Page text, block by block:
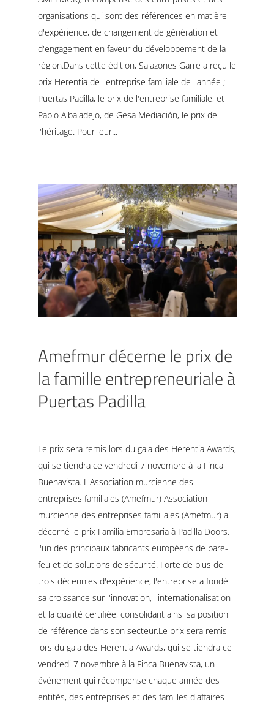
organisations qui sont des références en matière
d'expérience, de changement de génération et
d'engagement en faveur du développement de la
région.Dans cette édition, Salazones Garre a reçu le
prix Herentia de l'entreprise familiale de l'année ;
Puertas Padilla, le prix de l'entreprise familiale, et
Pablo Albaladejo, de Gesa Mediación, le prix de
l'héritage. Pour leur
Amefmur décerne le prix de
la famille entrepreneuriale à
Puertas Padilla
Le prix sera remis lors du gala des Herentia Awards,
qui se tiendra ce vendredi 7 novembre à la Finca
Buenavista. L'Association murcienne des
entreprises familiales (Amefmur) Association
murcienne des entreprises familiales (Amefmur) a
décerné le prix Familia Empresaria à Padilla Doors,
l'un des principaux fabricants européens de pare-
feu et de solutions de sécurité. Forte de plus de
trois décennies d'expérience, l'entreprise a fondé
sa croissance sur l'innovation, l'internationalisation
et la qualité certifiée, consolidant ainsi sa position
de référence dans son secteur.Le prix sera remis
lors du gala des Herentia Awards, qui se tiendra ce
vendredi 7 novembre à la Finca Buenavista, un
événement qui récompense chaque année des
entités, des entreprises et des familles d'affaires